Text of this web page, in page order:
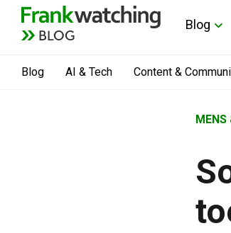
BLOG
Blog
Blog AI & Tech Content &
›
›
Mens
›
MENS